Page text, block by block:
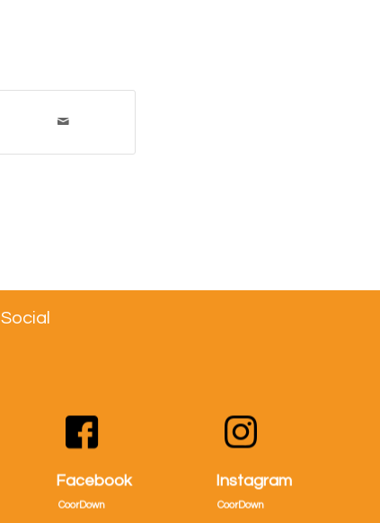
Social
Facebook
CoorDown
Visitaci
Instagram
CoorDown
Visitaci